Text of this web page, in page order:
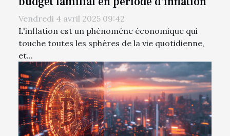
Vendredi 4 avril 2025 09:42
L'inflation est un phénomène économique qui
touche toutes les sphères de la vie quotidienne,
et...